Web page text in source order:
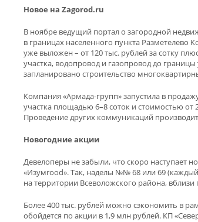
Новое на Zagorod.ru
В ноябре ведущий портал о загородной
в границах населенного пункта
уже выложен – от 120 тыс. рублей за сотку
участка, водопровод и газопровод до
запланировано строительство
Компания «Армада-групп» запустила в
участка площадью 6–8 соток и стоимостью
Проведение других коммуникаций
Новогодние акции
Девелоперы не забыли, что скоро наступает
«Изумrood». Так, наделы №№ 68 или 69
на территории Всеволожского района, вблизи
Более 400 тыс. рублей можно сэкономить в
обойдется по акции в 1,9 млн рублей. КП